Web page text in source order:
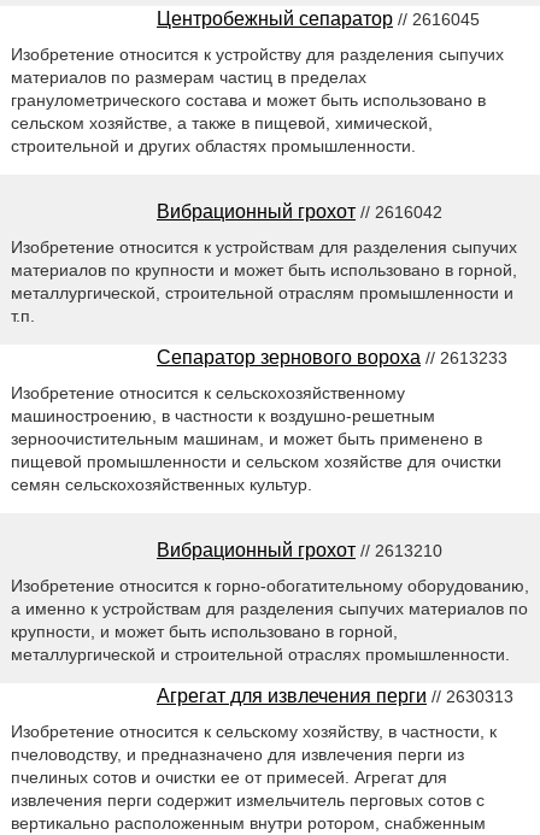
Центробежный сепаратор // 2616045
Изобретение относится к устройству для разделения сыпучих
материалов по размерам частиц в пределах
гранулометрического состава и может быть использовано в
сельском хозяйстве, а также в пищевой, химической,
строительной и других областях промышленности.
Вибрационный грохот // 2616042
Изобретение относится к устройствам для разделения сыпучих
материалов по крупности и может быть использовано в горной,
металлургической, строительной отраслям промышленности и
т.п.
Сепаратор зернового вороха // 2613233
Изобретение относится к сельскохозяйственному
машиностроению, в частности к воздушно-решетным
зерноочистительным машинам, и может быть применено в
пищевой промышленности и сельском хозяйстве для очистки
семян сельскохозяйственных культур.
Вибрационный грохот // 2613210
Изобретение относится к горно-обогатительному оборудованию,
а именно к устройствам для разделения сыпучих материалов по
крупности, и может быть использовано в горной,
металлургической и строительной отраслях промышленности.
Агрегат для извлечения перги // 2630313
Изобретение относится к сельскому хозяйству, в частности, к
пчеловодству, и предназначено для извлечения перги из
пчелиных сотов и очистки ее от примесей. Агрегат для
извлечения перги содержит измельчитель перговых сотов с
вертикально расположенным внутри ротором, снабженным